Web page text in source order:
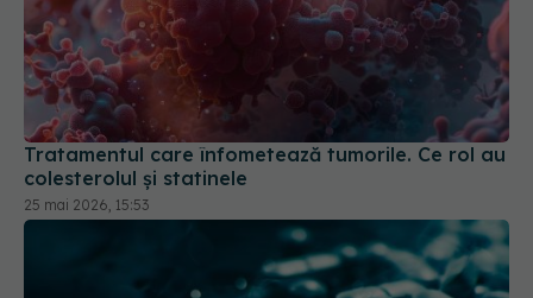
Tratamentul care înfometează tumorile. Ce rol au
colesterolul și statinele
25 mai 2026, 15:53